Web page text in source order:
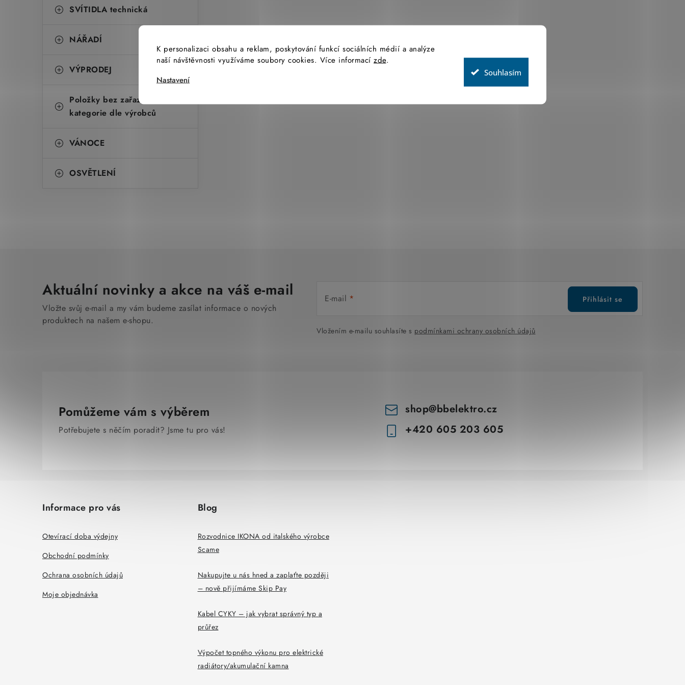
K personalizaci obsahu a reklam, poskytování funkcí sociálních médií a analýze
naší návštěvnosti využíváme soubory cookies. Více informací zde.
Nastavení
Souhlasím
SVÍTIDLA technická
NÁŘADÍ
VÝPRODEJ
Položky bez zařazené
kategorie dle výrobců
VÁNOCE
OSVĚTLENÍ
k
y
v
Aktuální novinky a akce na váš e-mail
Vložte svůj e-mail a my vám budeme zasílat informace o nových
produktech na našem e-shopu.
E-mail
Vložením e-mailu souhlasíte s podmínkami ochrany osobních údajů
Přihlásit se
Pomůžeme vám s výběrem
Potřebujete s něčím poradit? Jsme tu pro vás!
shop@bbelektro.cz
+420 605 203 605
Informace pro vás
Otevírací doba výdejny
Obchodní podmínky
Ochrana osobních údajů
Moje objednávka
Blog
Rozvodnice IKONA od italského výrobce
Scame
Nakupujte u nás hned a zaplaťte později
– nově přijímáme Skip Pay
Kabel CYKY – jak vybrat správný typ a
průřez
Výpočet topného výkonu pro elektrické
radiátory/akumulační kamna